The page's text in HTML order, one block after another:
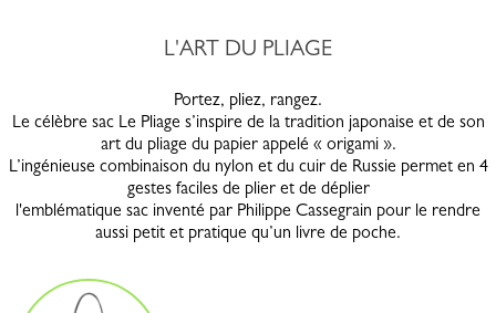
L'ART DU PLIAGE
Portez, pliez, rangez.
Le célèbre sac Le Pliage s’inspire de la tradition japonaise et de son
art du pliage du papier appelé « origami ».
L’ingénieuse combinaison du nylon et du cuir de Russie permet en 4
gestes faciles de plier et de déplier
l'emblématique sac inventé par Philippe Cassegrain pour le rendre
aussi petit et pratique qu’un livre de poche.